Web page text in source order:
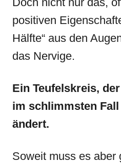
positiven
Hälfte“ aus den
das Nervige.
Ein Teufelskreis,
im schlimmsten
ändert.
Soweit muss es aber